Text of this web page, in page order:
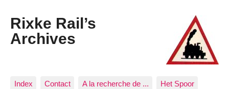
Rixke Rail’s
Archives
Index Contact A la recherche de ... Het Spoor